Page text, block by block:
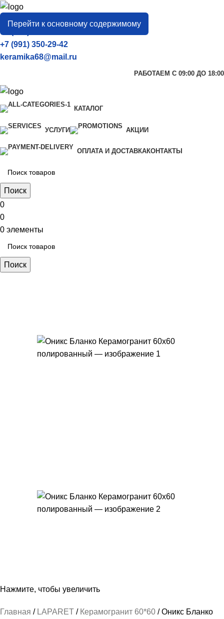
Перейти к основному содержимому
город
Тамбов
+7 (906) 657-33-54
+7 (991) 350-29-42
keramika68@mail.ru
РАБОТАЕМ С 09:00 ДО 18:00
КАТАЛОГ
УСЛУГИ АКЦИИ
ОПЛАТА И ДОСТАВКАКОНТАКТЫ
Поиск
0
0
0 элементы
Поиск
Нажмите, чтобы увеличить
Главная LAPARET Керамогранит 60*60
Оникс Бланко